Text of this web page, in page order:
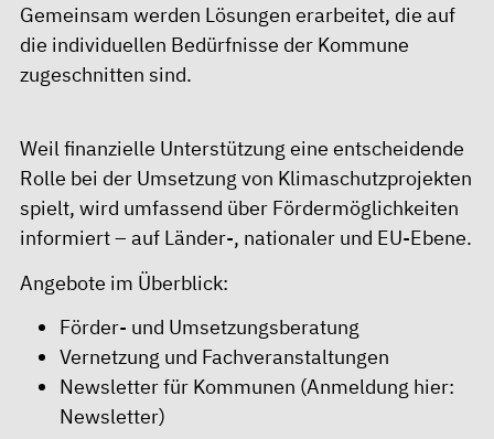
Gemeinsam werden Lösungen erarbeitet, die auf
die individuellen Bedürfnisse der Kommune
zugeschnitten sind.
Weil finanzielle Unterstützung eine entscheidende
Rolle bei der Umsetzung von Klimaschutzprojekten
spielt, wird umfassend über Fördermöglichkeiten
informiert – auf Länder-, nationaler und EU-Ebene.
Angebote im Überblick:
Förder- und Umsetzungsberatung
Vernetzung und Fachveranstaltungen
Newsletter für Kommunen (Anmeldung hier:
Newsletter)